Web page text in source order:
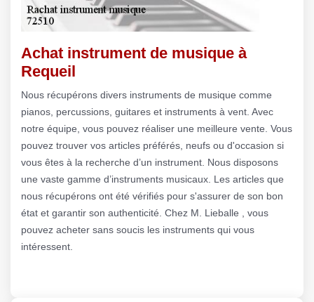
Achat instrument de musique à
Requeil
Nous récupérons divers instruments de musique comme
pianos, percussions, guitares et instruments à vent. Avec
notre équipe, vous pouvez réaliser une meilleure vente. Vous
pouvez trouver vos articles préférés, neufs ou d'occasion si
vous êtes à la recherche d’un instrument. Nous disposons
une vaste gamme d’instruments musicaux. Les articles que
nous récupérons ont été vérifiés pour s'assurer de son bon
état et garantir son authenticité. Chez M. Lieballe , vous
pouvez acheter sans soucis les instruments qui vous
intéressent.